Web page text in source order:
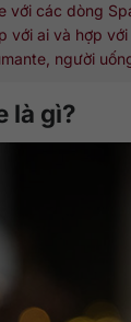
với các dòng
với ai và hợp
người
là gì?